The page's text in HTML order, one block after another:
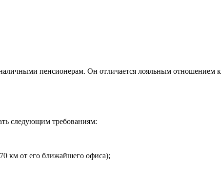
пенсионерам. Он отличается лояльным
следующим требованиям:
км от его ближайшего офиса);